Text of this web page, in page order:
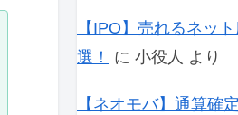
【IPO】売れるネッ
選！
に 小役人 より
【ネオモバ】通算確